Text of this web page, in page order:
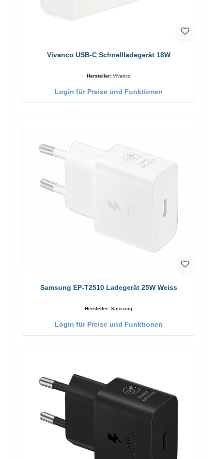
Vivanco USB-C Schnellladegerät 18W
Hersteller: Vivanco
Login für Preise und Funktionen
Samsung EP-T2510 Ladegerät 25W Weiss
Hersteller: Samsung
Login für Preise und Funktionen